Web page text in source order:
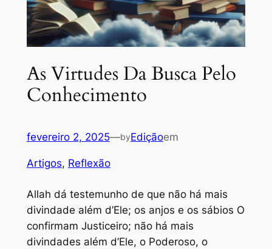
As Virtudes Da Busca Pelo
Conhecimento
fevereiro 2, 2025—byEdiçãoem
Artigos, Reflexão
Allah dá testemunho de que não há mais
divindade além d’Ele; os anjos e os sábios O
confirmam Justiceiro; não há mais
divindades além d’Ele, o Poderoso, o